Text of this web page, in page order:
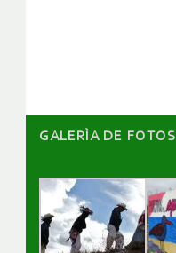
GALERÌA DE FOTOS